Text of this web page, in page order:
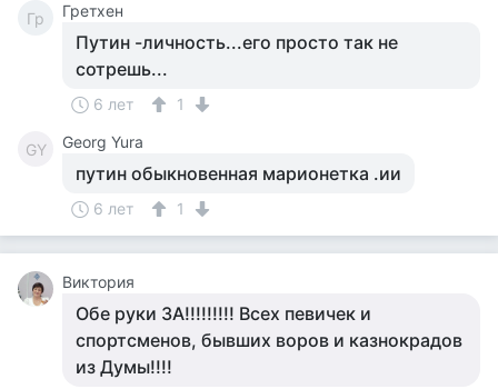
Гр Гретхен
Путин -личность...его просто так не
сотрешь...
6 лет 1
GY Georg Yura
путин обыкновенная марионетка .ии
6 лет 1
Виктория
Обе руки ЗА!!!!!!!!! Всех певичек и
спортсменов, бывших воров и казнокрадов
из Думы!!!!